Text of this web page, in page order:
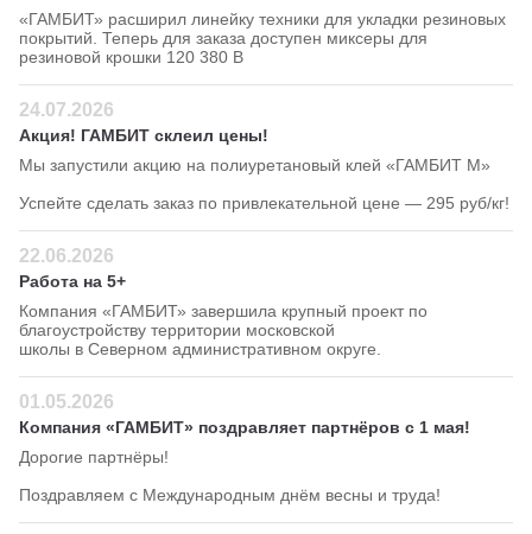
«ГАМБИТ» расширил линейку техники для укладки резиновых
покрытий. Теперь для заказа доступен миксеры для
резиновой крошки 120 380 В
24.07.2026
Акция! ГАМБИТ склеил цены!
Мы запустили акцию на полиуретановый клей «ГАМБИТ М»
Успейте сделать заказ по привлекательной цене — 295 руб/кг!
22.06.2026
Работа на 5+
Компания «ГАМБИТ» завершила крупный проект по
благоустройству территории московской
школы в Северном административном округе.
01.05.2026
Компания «ГАМБИТ» поздравляет партнёров с 1 мая!
Дорогие партнёры!
Поздравляем с Международным днём весны и труда!